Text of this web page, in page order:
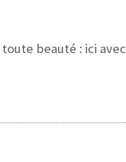
beauté : ici